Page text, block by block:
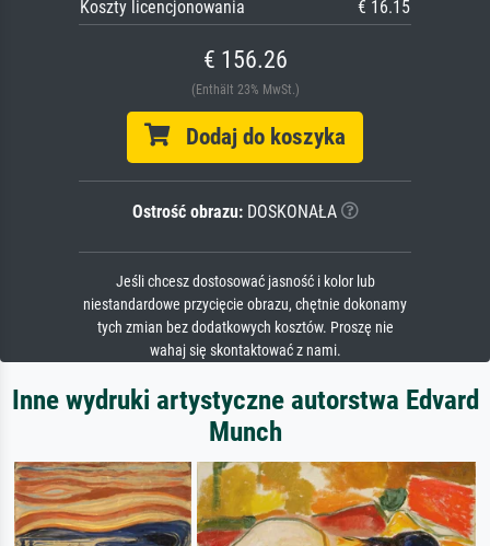
Koszty licencjonowania
€ 16.15
€ 156.26
(Enthält 23% MwSt.)
Dodaj do koszyka
Ostrość obrazu:DOSKONAŁA
Jeśli chcesz dostosować jasność i kolor lub
niestandardowe przycięcie obrazu, chętnie dokonamy
tych zmian bez dodatkowych kosztów. Proszę nie
wahaj się skontaktować z nami.
Inne wydruki artystyczne autorstwa Edvard
Munch